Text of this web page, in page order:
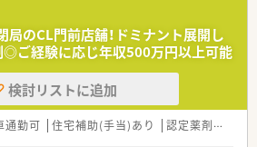
中心に100店舗以上を展開しており、東証プ
に属しているため抜群の経営安定性と将来
で最初に処方箋調剤を開局した歴史があり、
業医前の立地で地域医療の核として機能して
の認定取得や在宅医療への注力など、地域の
局のCL門前店舗！ドミナント展開し
◎ご経験に応じ年収500万円以上可能
検討リストに追加
通勤可 住宅補助(手当)あり 認定薬剤師取得支援あり